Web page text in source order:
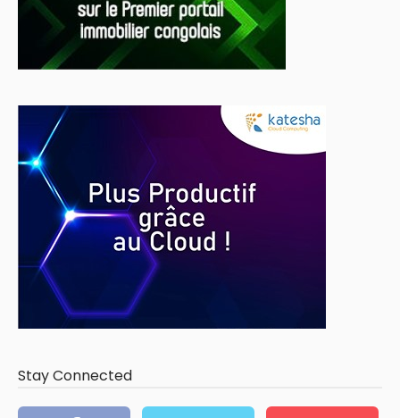
Stay Connected